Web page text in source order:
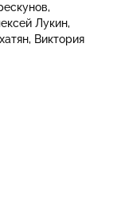
Лукин
Виктория